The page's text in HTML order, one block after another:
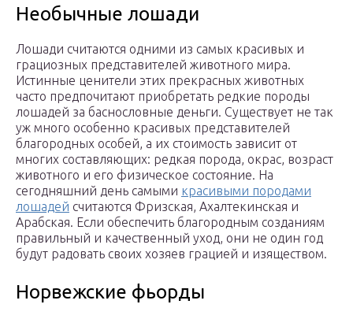
Необычные лошади
Лошади считаются одними из самых красивых и
грациозных представителей животного мира.
Истинные ценители этих прекрасных животных
часто предпочитают приобретать редкие породы
лошадей за баснословные деньги. Существует не так
уж много особенно красивых представителей
благородных особей, а их стоимость зависит от
многих составляющих: редкая порода, окрас, возраст
животного и его физическое состояние. На
сегодняшний день самыми красивыми породами
лошадей считаются Фризская, Ахалтекинская и
Арабская. Если обеспечить благородным созданиям
правильный и качественный уход, они не один год
будут радовать своих хозяев грацией и изяществом.
Норвежские фьорды